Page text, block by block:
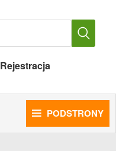
Rejestracja
PODSTRONY